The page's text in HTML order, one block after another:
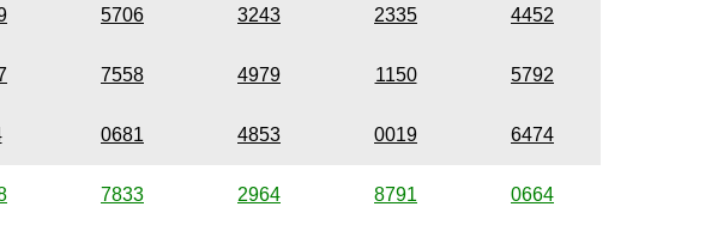
5706 3243 2335 4452
7558 4979 1150 5792
0681 4853 0019 6474
7833 2964 8791 0664